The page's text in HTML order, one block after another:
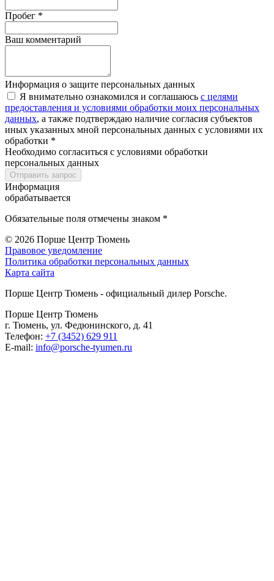
Пробег *
Ваш комментарий
Информация о защите персональных данных
Я внимательно ознакомился и соглашаюсь с целями
предоставления и условиями обработки моих персональных
данных, а также подтверждаю наличие согласия субъектов
иных указанных мной персональных данных с условиями их
обработки *
Необходимо согласиться с условиями обработки
персональных данных
Отправить запрос
Информация
обрабатывается
Обязательные поля отмечены знаком *
© 2026 Порше Центр Тюмень
Правовое уведомление
Политика обработки персональных данных
Карта сайта
Порше Центр Тюмень - официальный дилер Porsche.
Порше Центр Тюмень
г. Тюмень, ул. Федюнинского, д. 41
Телефон: +7 (3452) 629 911
E-mail: info@porsche-tyumen.ru